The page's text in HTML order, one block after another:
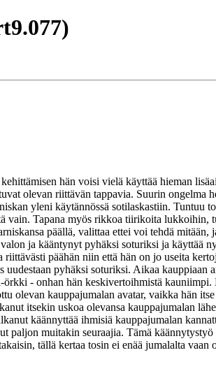
hän voisi vielä käyttää hieman
olevan riittävän tappavia. Suurin ongelma
yleni käytännössä sotilaskastiin.
Tapana myös rikkoa tiirikoita lukkoihin,
päällä, valittaa ettei voi tehdä mitään,
ja kääntynyt pyhäksi soturiksi ja käyttää
päähän niin että hän on jo useita
pyhäksi soturiksi. Aikaa
- onhan hän keskivertoihmistä
olevan kauppajumalan avatar, vaikka hän
itsekin uskoa olevansa kauppajumalan
käännyttää ihmisiä kauppajumalan
paljon muitakin seuraajia. Tämä
tällä kertaa tosin ei enää jumalalta vaan